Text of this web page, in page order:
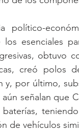
político-
esenciales
obtuvo
creó polos
y, por último,
señalan que
de vehículos